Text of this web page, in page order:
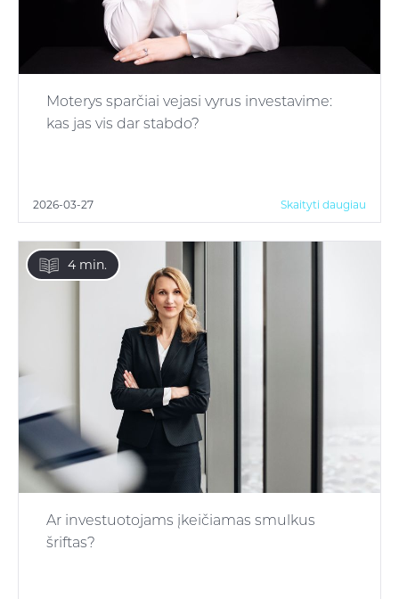
Moterys sparčiai vejasi vyrus investavime:
kas jas vis dar stabdo?
2026-03-27 Skaityti daugiau
4 min.
Ar investuotojams įkeičiamas smulkus
šriftas?